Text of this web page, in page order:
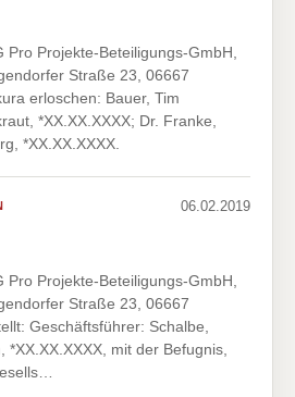
Pro Projekte-Beteiligungs-GmbH,
Straße 23, 06667
erloschen: Bauer, Tim
*XX.XX.XXXX; Dr. Franke,
*XX.XX.XXXX.
06.02.2019
Pro Projekte-Beteiligungs-GmbH,
Straße 23, 06667
Geschäftsführer: Schalbe,
*XX.XX.XXXX, mit der Befugnis,